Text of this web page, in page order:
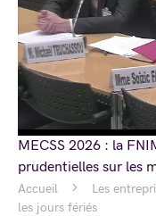
Accueil
Les
les jours fériés
MECSS 2026 : la
prudentielles sur les